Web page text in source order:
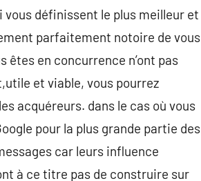
définissent le plus meilleur et
parfaitement notoire de vous
êtes en concurrence n’ont pas
et viable, vous pourrez
acquéreurs. dans le cas où vous
pour la plus grande partie des
car leurs influence
à ce titre pas de construire sur